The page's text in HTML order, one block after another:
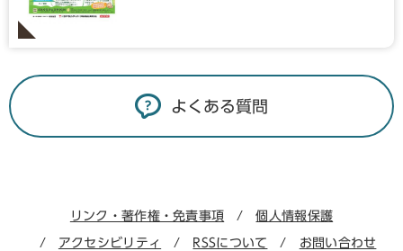
よくある質問
リンク・著作権・免責事項 個人情報保護
アクセシビリティ RSSについて お問い合わせ